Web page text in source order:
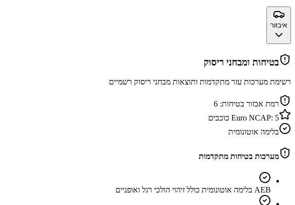
איבזור
בטיחות ומבחני ריסוק
רשימת מערכות עזר מתקדמות ותוצאות מבחני ריסוק רשמיים
רמת אבזור בטיחות: 6
Euro NCAP: 5
כוכבים
בלימה אוטונומית
מערכות בטיחות מתקדמות
AEB בלימה אוטונומית כולל זיהוי הולכי רגל ואופניים